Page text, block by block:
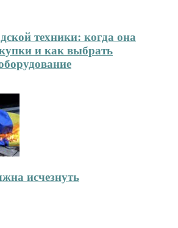
техники: когда она
и как выбрать
исчезнуть